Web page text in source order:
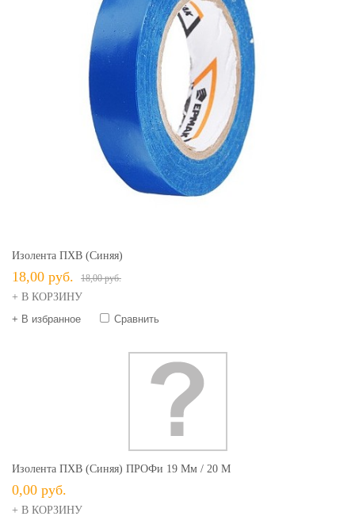
Изолента ПХВ (синяя)
18,00 руб. 18,00 руб.
+ В КОРЗИНУ
+ В избранное
Сравнить
Изолента ПХВ (синяя) ПРОФи 19 Мм / 20 М
0,00 руб.
+ В КОРЗИНУ